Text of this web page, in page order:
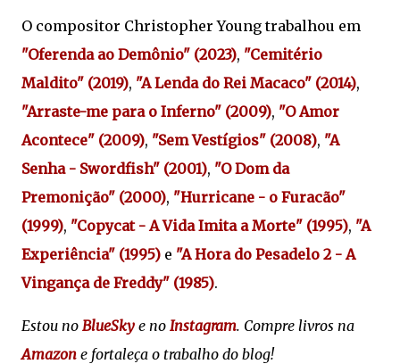
O compositor Christopher Young trabalhou em
"Oferenda ao Demônio" (2023), "Cemitério
Maldito" (2019), "A Lenda do Rei Macaco" (2014),
"Arraste-me para o Inferno" (2009), "O Amor
Acontece" (2009), "Sem Vestígios" (2008), "A
Senha - Swordfish" (2001), "O Dom da
Premonição" (2000), "Hurricane - o Furacão"
(1999), "Copycat - A Vida Imita a Morte" (1995), "A
Experiência" (1995) e "A Hora do Pesadelo 2 - A
Vingança de Freddy" (1985).
Estou no BlueSky e no Instagram. Compre livros na
Amazon e fortaleça o trabalho do blog!